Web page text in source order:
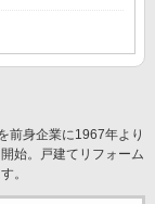
前身企業に1967年より
始。戸建てリフォーム
。